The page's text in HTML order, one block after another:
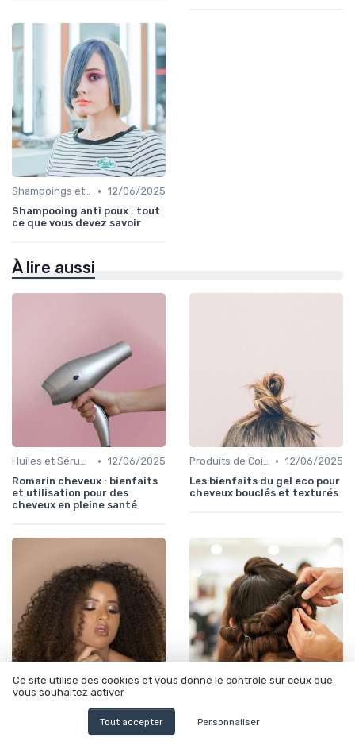
Shampoings et Après-Shampoings • 12/06/2025
Shampooing anti poux : tout
ce que vous devez savoir
À lire aussi
Huiles et Sérums • 12/06/2025
Romarin cheveux : bienfaits
et utilisation pour des
cheveux en pleine santé
Produits de Coiffage • 12/06/2025
Les bienfaits du gel eco pour
cheveux bouclés et texturés
• 10/01/2025
Les secrets de l'utilisation
de l'huile de ricin pour les
L’efficacité des shampoings
Ce site utilise des cookies et vous donne le contrôle sur ceux que
vous souhaitez activer
Tout accepter Personnaliser